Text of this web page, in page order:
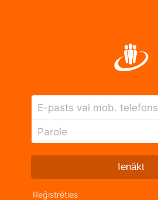
E-pasts vai mob. telefons
Parole
Ienākt
Reģistrēties